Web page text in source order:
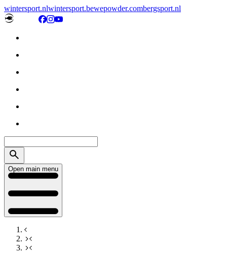
wintersport.nlwintersport.bewepowder.combergsport.nl
Open main menu